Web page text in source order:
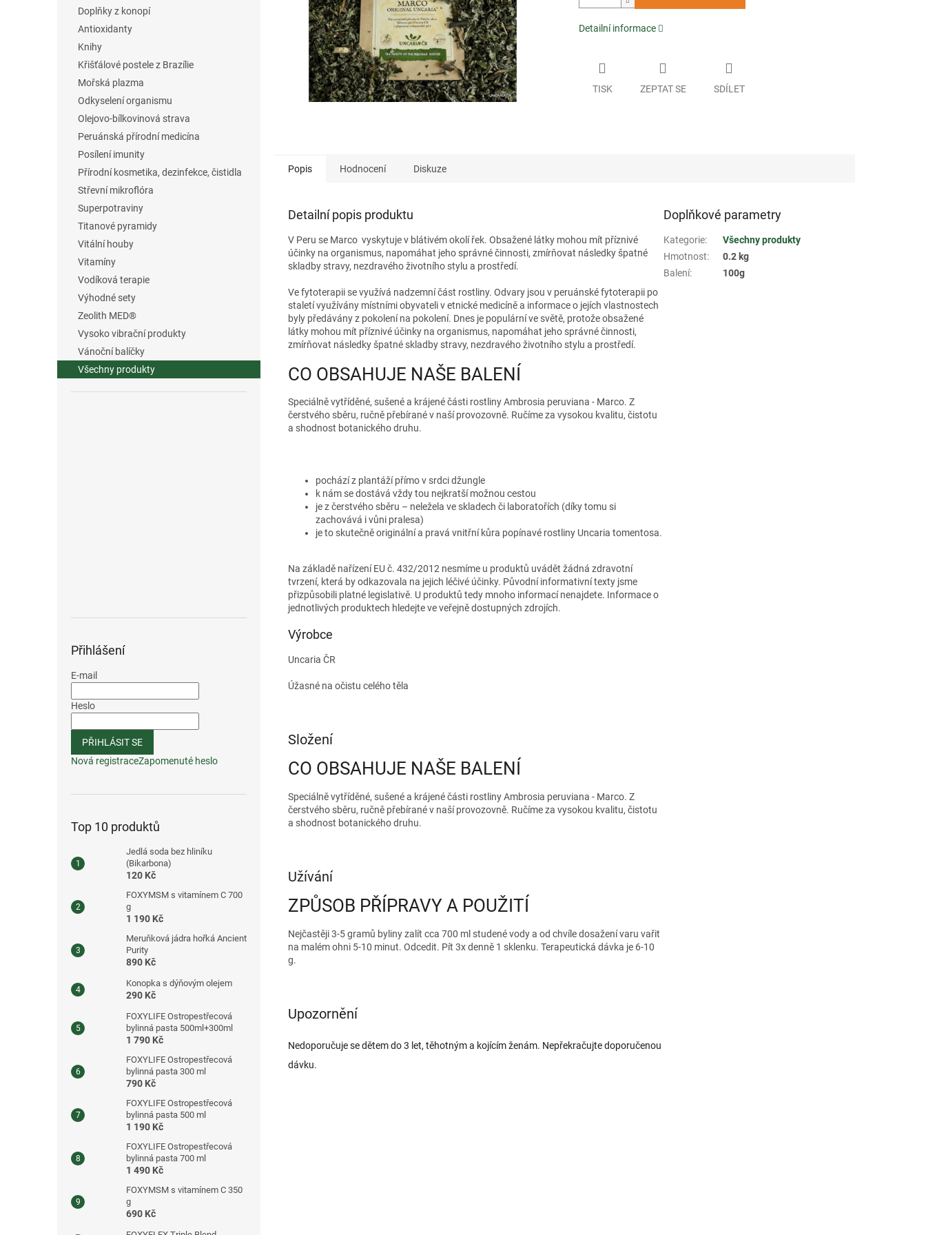
Doplňky z konopí
Antioxidanty
Knihy
Křišťálové postele z Brazílie
Mořská plazma
Odkyselení organismu
Olejovo-bílkovinová strava
Peruánská přírodní medicína
Posílení imunity
Přírodní kosmetika, dezinfekce, čistidla
Střevní mikroflóra
Superpotraviny
Titanové pyramidy
Vitální houby
Vitamíny
Vodíková terapie
Výhodné sety
Zeolith MED®
Vysoko vibrační produkty
Vánoční balíčky
Všechny produkty
Přihlášení
E-mail
Heslo
PŘIHLÁSIT SE
Nová registraceZapomenuté heslo
Top 10 produktů
Jedlá soda bez hliníku
(Bikarbona)
120 Kč
FOXYMSM s vitamínem C 700
g
1 190 Kč
Meruňková jádra hořká Ancient
Purity
890 Kč
Konopka s dýňovým olejem
290 Kč
FOXYLIFE Ostropestřecová
bylinná pasta 500ml+300ml
1 790 Kč
FOXYLIFE Ostropestřecová
bylinná pasta 300 ml
790 Kč
FOXYLIFE Ostropestřecová
bylinná pasta 500 ml
1 190 Kč
FOXYLIFE Ostropestřecová
bylinná pasta 700 ml
1 490 Kč
FOXYMSM s vitamínem C 350
g
690 Kč
Detailní informace
TISK ZEPTAT SE SDÍLET
Popis Hodnocení Diskuze
Detailní popis produktu
V Peru se Marco vyskytuje v blátivém okolí řek. Obsažené látky mohou mít příznivé
účinky na organismus, napomáhat jeho správné činnosti, zmírňovat následky špatné
skladby stravy, nezdravého životního stylu a prostředí.
Ve fytoterapii se využívá nadzemní část rostliny. Odvary jsou v peruánské fytoterapii po
staletí využívány místními obyvateli v etnické medicíně a informace o jejích vlastnostech
byly předávány z pokolení na pokolení. Dnes je populární ve světě, protože obsažené
látky mohou mít příznivé účinky na organismus, napomáhat jeho správné činnosti,
zmírňovat následky špatné skladby stravy, nezdravého životního stylu a prostředí.
CO OBSAHUJE NAŠE BALENÍ
Speciálně vytříděné, sušené a krájené části rostliny Ambrosia peruviana - Marco. Z
čerstvého sběru, ručně přebírané v naší provozovně. Ručíme za vysokou kvalitu, čistotu
a shodnost botanického druhu.
pochází z plantáží přímo v srdci džungle
k nám se dostává vždy tou nejkratší možnou cestou
je z čerstvého sběru – neležela ve skladech či laboratořích (díky tomu si
zachovává i vůni pralesa)
je to skutečně originální a pravá vnitřní kůra popínavé rostliny Uncaria tomentosa.
Na základě nařízení EU č. 432/2012 nesmíme u produktů uvádět žádná zdravotní
tvrzení, která by odkazovala na jejich léčivé účinky. Původní informativní texty jsme
přizpůsobili platné legislativě. U produktů tedy mnoho informací nenajdete. Informace o
jednotlivých produktech hledejte ve veřejně dostupných zdrojích.
Výrobce
Uncaria ČR
Úžasné na očistu celého těla
Složení
CO OBSAHUJE NAŠE BALENÍ
Speciálně vytříděné, sušené a krájené části rostliny Ambrosia peruviana - Marco. Z
čerstvého sběru, ručně přebírané v naší provozovně. Ručíme za vysokou kvalitu, čistotu
a shodnost botanického druhu.
Užívání
ZPŮSOB PŘÍPRAVY A POUŽITÍ
Nejčastěji 3-5 gramů byliny zalít cca 700 ml studené vody a od chvíle dosažení varu vařit
na malém ohni 5-10 minut. Odcedit. Pít 3x denně 1 sklenku. Terapeutická dávka je 6-10
g.
Upozornění
Nedoporučuje se dětem do 3 let, těhotným a kojícím ženám. Nepřekračujte doporučenou
dávku.
Doplňkové parametry
Kategorie:
Všechny produkty
Hmotnost:
0.2 kg
Balení: 100g